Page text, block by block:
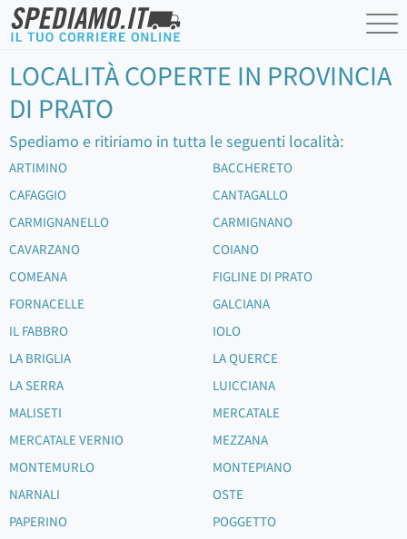
LOCALITÀ COPERTE IN PROVINCIA
DI PRATO
Spediamo e ritiriamo in tutta le seguenti località:
ARTIMINO
BACCHERETO
CAFAGGIO
CANTAGALLO
CARMIGNANELLO
CARMIGNANO
CAVARZANO
COIANO
COMEANA
FIGLINE DI PRATO
FORNACELLE
GALCIANA
IL FABBRO
IOLO
LA BRIGLIA
LA QUERCE
LA SERRA
LUICCIANA
MALISETI
MERCATALE
MERCATALE VERNIO
MEZZANA
MONTEMURLO
MONTEPIANO
NARNALI
OSTE
PAPERINO
POGGETTO